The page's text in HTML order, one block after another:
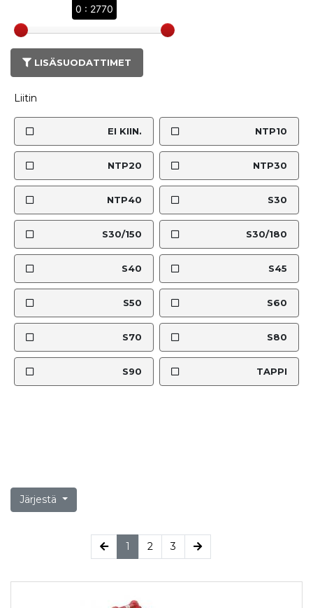
0 : 2770
LISÄSUODATTIMET
Liitin
EI KIIN. NTP10
NTP20 NTP30
NTP40 S30
S30/150 S30/180
S40 S45
S50 S60
S70 S80
S90 TAPPI
Järjestä
1 (current)
2 3